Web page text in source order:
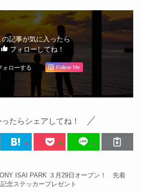
の記事が気に入ったら
フォローしてね！
Follow Me
ったらシェアしてね！
ISAI PARK ３月29日オープン！ 先着
念ステッカープレゼント